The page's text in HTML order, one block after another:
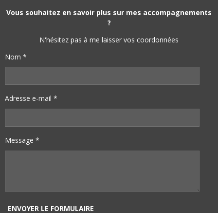
B
K
E
S
T
E
A
M
Vous souhaitez en savoir plus sur mes accompagnements
?
N'hésitez pas à me laisser vos coordonnées
Nom *
Adresse e-mail *
Message *
ENVOYER LE FORMULAIRE